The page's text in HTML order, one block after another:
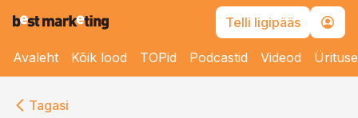
Telli ligipääs
Avaleht Kõik lood TOPid Podcastid Videod
Tagasi